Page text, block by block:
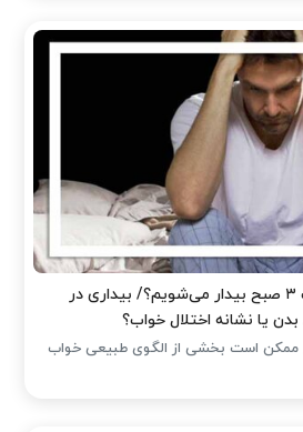
چرا بعضی شب‌ها ساعت ۳ صبح بیدار می‌شویم؟/ بیداری در
یا نشانه اختلال خواب؟
ساعت ۳ صبح ممکن است بخشی از الگوی طبیعی خواب